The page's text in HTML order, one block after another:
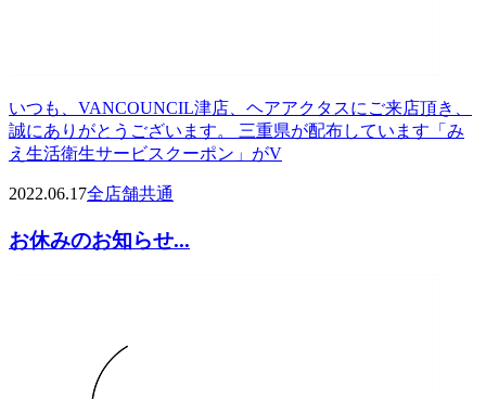
いつも、VANCOUNCIL津店、ヘアアクタスにご来店頂き、
誠にありがとうございます。 三重県が配布しています「み
え生活衛生サービスクーポン」がV
2022.06.17全店舗共通
お休みのお知らせ...